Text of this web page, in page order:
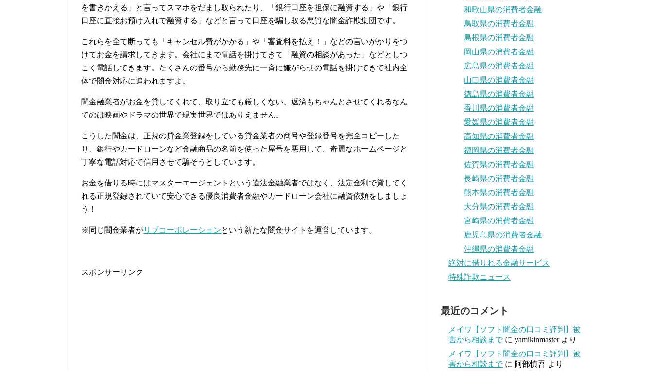
を書きかえる」と言ってスマホをだまし取られたり、「銀行口座を担保に融資する」や「銀行
口座に直接お預け入れで融資する」などと言って口座を騙し取る悪質な闇金詐欺集団です。
これらを全て断っても「キャンセル費がかかる」や「審査料を払え！」などの言いがかりをつ
けてお金を請求してきます。会社にまで電話を掛けてきて「融資の相談があった」などとしつ
こく電話してきます。たくさんの番号から勤務先に一斉に嫌がらせの電話を掛けてきて社内全
体で闇金対応に追われますよ。
闇金融業者がお金を貸してくれて、取り立ても厳しくない、返済もちゃんとさせてくれるなん
てのは映画やドラマの世界で現実世界ではありえません。
こうした闇金は、正規の貸金業登録をしている貸金業者の商号や登録番号を完全コピーした
り、銀行やカードローンなど金融商品の名前を使った屋号を悪用して、奇麗なホームページと
丁寧な電話対応で信用させて騙そうとしています。
お金を借りる時にはマスターエージェントという違法金融業者ではなく、法定金利で貸してく
れる正規登録されていて安心できる優良消費者金融やカードローン会社に融資依頼をしましょ
う！
※同じ闇金業者がリブコーポレーションという新たな闇金サイトを運営しています。
スポンサーリンク
和歌山県の消費者金融
鳥取県の消費者金融
島根県の消費者金融
岡山県の消費者金融
広島県の消費者金融
山口県の消費者金融
徳島県の消費者金融
香川県の消費者金融
愛媛県の消費者金融
高知県の消費者金融
福岡県の消費者金融
佐賀県の消費者金融
長崎県の消費者金融
熊本県の消費者金融
大分県の消費者金融
宮崎県の消費者金融
鹿児島県の消費者金融
沖縄県の消費者金融
絶対に借りれる金融サービス
特殊詐欺ニュース
最近のコメント
メイワ【ソフト闇金の口コミ評判】被
害から相談まで に yamikinmasterより
メイワ【ソフト闇金の口コミ評判】被
害から相談まで に 阿部慎吾 より